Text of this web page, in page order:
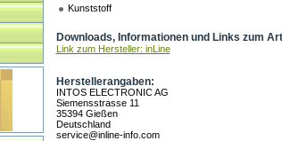
Kunststoff
Downloads, Informationen und Links zum
Link zum Hersteller: inLine
Herstellerangaben:
INTOS ELECTRONIC AG
Siemensstrasse 11
35394 Gießen
Deutschland
service@inline-info.com